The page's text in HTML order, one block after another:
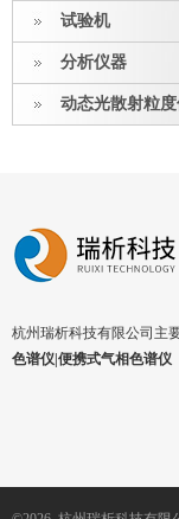
试验机
分析仪器
动态光散射粒度
杭州瑞析科技有限公司主
色谱仪|便携式气相色谱仪